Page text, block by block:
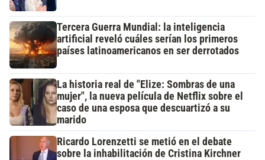
Tercera Guerra Mundial: la inteligencia
artificial reveló cuáles serían los primeros
países latinoamericanos en ser derrotados
La historia real de "Elize: Sombras de una
mujer", la nueva película de Netflix sobre el
caso de una esposa que descuartizó a su
marido
Ricardo Lorenzetti se metió en el debate
sobre la inhabilitación de Cristina Kirchner